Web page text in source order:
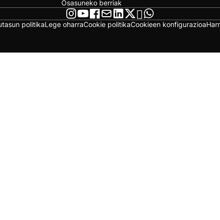
Osasuneko berriak
politikaLege oharraCookie politikaCookieen konfigurazioa